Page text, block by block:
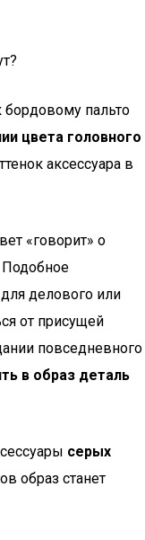
пальто
цвета головного
аксессуара в
«говорит» о
Подобное
делового или
от присущей
повседневного
в образ деталь
серых
образ станет